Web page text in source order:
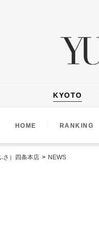
KYOTO
HOME RANKING
さ）四条本店 > NEWS